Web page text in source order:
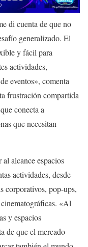
di cuenta de que no
generalizado. El
y fácil para
actividades,
eventos», comenta
frustración compartida
conecta a
que necesitan
alcance espacios
actividades, desde
corporativos, pop-ups,
«Al
y espacios
de que el mercado